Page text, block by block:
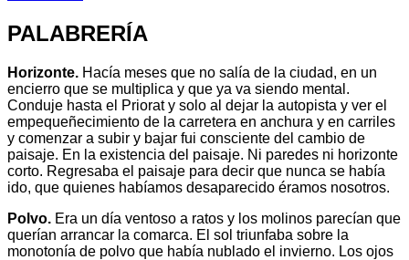
PALABRERÍA
Horizonte. Hacía meses que no salía de la ciudad, en un
encierro que se multiplica y que ya va siendo mental.
Conduje hasta el Priorat y solo al dejar la autopista y ver el
empequeñecimiento de la carretera en anchura y en carriles
y comenzar a subir y bajar fui consciente del cambio de
paisaje. En la existencia del paisaje. Ni paredes ni horizonte
corto. Regresaba el paisaje para decir que nunca se había
ido, que quienes habíamos desaparecido éramos nosotros.
Polvo. Era un día ventoso a ratos y los molinos parecían que
querían arrancar la comarca. El sol triunfaba sobre la
monotonía de polvo que había nublado el invierno. Los ojos